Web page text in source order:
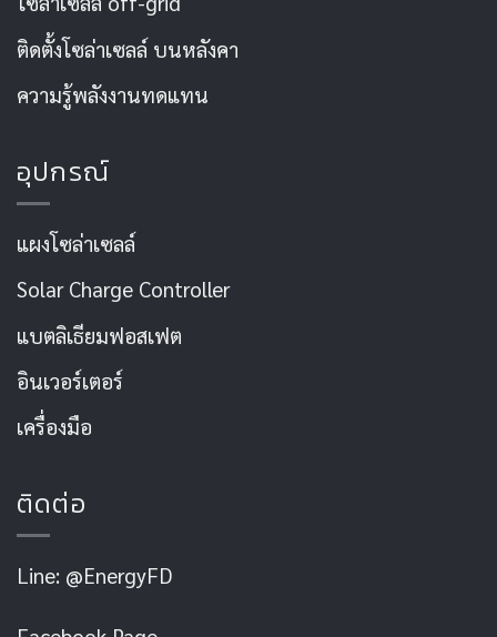
ติดตั้งโซล่าเซลล์ บนหลังคา
ความรู้พลังงานทดแทน
อุปกรณ์
แผงโซล่าเซลล์
Solar Charge Controller
แบตลิเธียมฟอสเฟต
อินเวอร์เตอร์
เครื่องมือ
ติดต่อ
Line: @EnergyFD